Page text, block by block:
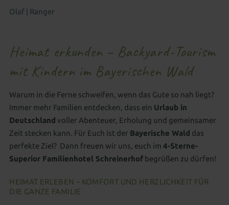
Olaf | Ranger
Heimat erkunden – Backyard-Tourism
mit Kindern im Bayerischen Wald
Warum in die Ferne schweifen, wenn das Gute so nah liegt?
Immer mehr Familien entdecken, dass ein Urlaub in
Deutschland voller Abenteuer, Erholung und gemeinsamer
Zeit stecken kann. Für Euch ist der Bayerische Wald das
perfekte Ziel? Dann freuen wir uns, euch im4-Sterne-
Superior Familienhotel Schreinerhof begrüßen zu dürfen!
HEIMAT ERLEBEN – KOMFORT UND HERZLICHKEIT FÜR
DIE GANZE FAMILIE